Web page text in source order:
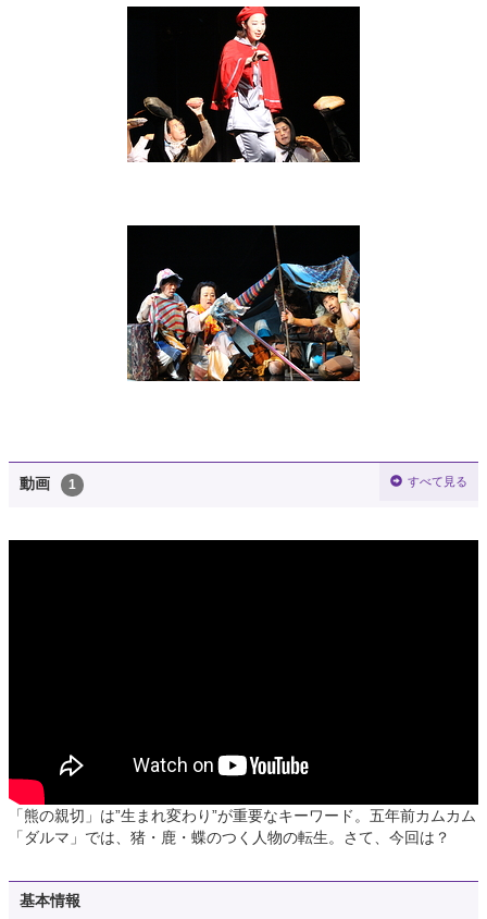
動画 1 すべて見る
「熊の親切」は”生まれ変わり”が重要なキーワード。五年前カムカム
「ダルマ」では、猪・鹿・蝶のつく人物の転生。さて、今回は？
基本情報